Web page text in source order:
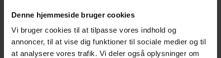
Denne hjemmeside bruger cookies
Vi bruger cookies til at tilpasse vores indhold og
annoncer, til at vise dig funktioner til sociale medier og til
at analysere vores trafik. Vi deler også oplysninger om
Dekoophæng akvarel –
lilla m. kvast – 6,5 cm.
100,00